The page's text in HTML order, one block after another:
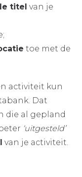
titel van je
toe met de
activiteit kun
Dat
die al gepland
‘uitgesteld’
van je activiteit.